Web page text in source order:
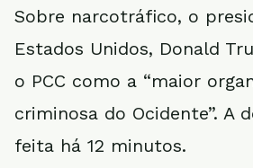
Sobre narcotráfico, o
Estados Unidos, Donald
o PCC como a “maior
criminosa do Ocidente”. A
feita há 12 minutos.